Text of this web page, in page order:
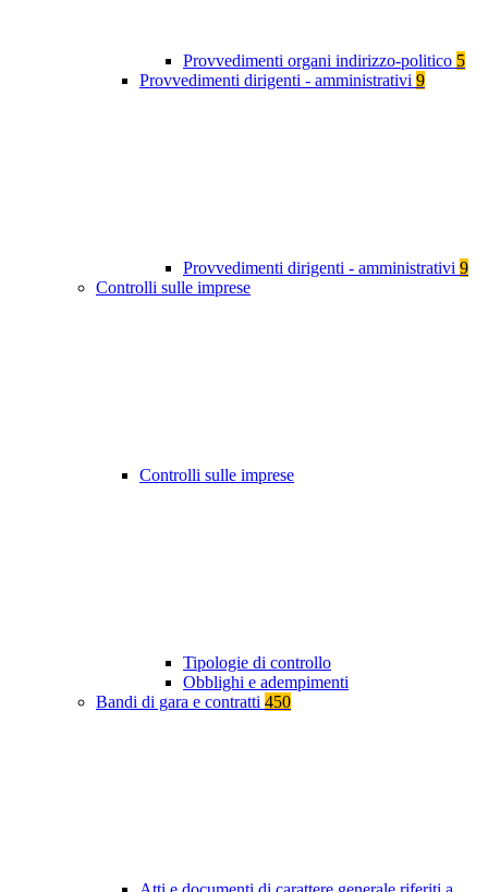
Provvedimenti organi indirizzo-politico 5
Provvedimenti dirigenti - amministrativi 9
Provvedimenti dirigenti - amministrativi 9
Controlli sulle imprese
Controlli sulle imprese
Tipologie di controllo
Obblighi e adempimenti
Bandi di gara e contratti 450